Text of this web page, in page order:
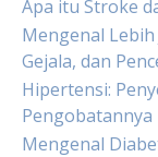
Apa itu Stroke
Mengenal
Gejala, dan
Hipertensi:
Pengobatannya
Mengenal